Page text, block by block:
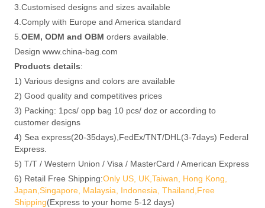
3.Customised designs and sizes available
4.Comply with Europe and America standard
5.OEM, ODM and OBM orders available.
Design www.china-bag.com
Products details:
1) Various designs and colors are available
2) Good quality and competitives prices
3) Packing: 1pcs/ opp bag 10 pcs/ doz or according to
customer designs
4) Sea express(20-35days),FedEx/TNT/DHL(3-7days) Federal
Express.
5) T/T / Western Union / Visa / MasterCard / American Express
6) Retail Free Shipping:Only US, UK,Taiwan, Hong Kong,
Japan,Singapore, Malaysia, Indonesia, Thailand,Free
Shipping(Express to your home 5-12 days)